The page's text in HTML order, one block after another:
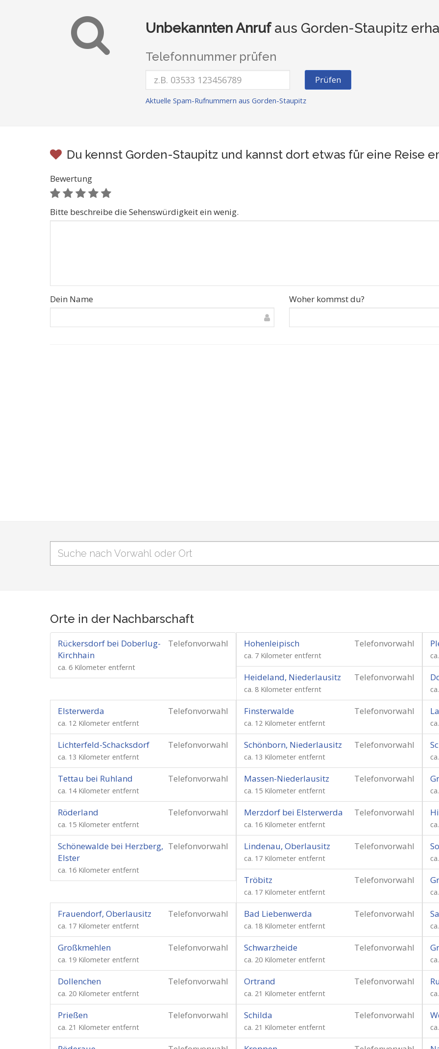
Unbekannten Anrufaus Gorden-Staupitz
Telefonnummer prüfen
Prüfen
Aktuelle Spam-Rufnummern aus Gorden-Staupitz
Du kennst Gorden-Staupitz und kannst dort etwas für eine Reise
Bewertung
Bitte beschreibe die Sehenswürdigkeit ein wenig.
Dein Name Woher kommst du?
Orte in der Nachbarschaft
Telefonvorwahl
Rückersdorf bei Doberlug-
Kirchhain
ca. 6 Kilometer entfernt
Telefonvorwahl
Hohenleipisch
ca. 7 Kilometer entfernt
Telefonvorwahl
Heideland, Niederlausitz
ca. 8 Kilometer entfernt
Telefonvorwahl
Elsterwerda
ca. 12 Kilometer entfernt
Telefonvorwahl
Finsterwalde
ca. 12 Kilometer entfernt
Telefonvorwahl
Lichterfeld-Schacksdorf
ca. 13 Kilometer entfernt
Telefonvorwahl
Schönborn, Niederlausitz
ca. 13 Kilometer entfernt
Telefonvorwahl
Tettau bei Ruhland
ca. 14 Kilometer entfernt
Telefonvorwahl
Massen-Niederlausitz
ca. 15 Kilometer entfernt
Telefonvorwahl
Röderland
ca. 15 Kilometer entfernt
Telefonvorwahl
Merzdorf bei Elsterwerda
ca. 16 Kilometer entfernt
Telefonvorwahl
Schönewalde bei Herzberg,
Elster
ca. 16 Kilometer entfernt
Telefonvorwahl
Lindenau, Oberlausitz
ca. 17 Kilometer entfernt
Telefonvorwahl
Tröbitz
ca. 17 Kilometer entfernt
Telefonvorwahl
Frauendorf, Oberlausitz
ca. 17 Kilometer entfernt
Telefonvorwahl
Bad Liebenwerda
ca. 18 Kilometer entfernt
Telefonvorwahl
Großkmehlen
ca. 19 Kilometer entfernt
Telefonvorwahl
Schwarzheide
ca. 20 Kilometer entfernt
Telefonvorwahl
Dollenchen
ca. 20 Kilometer entfernt
Telefonvorwahl
Ortrand
ca. 21 Kilometer entfernt
Telefonvorwahl
Prießen
ca. 21 Kilometer entfernt
Telefonvorwahl
Schilda
ca. 21 Kilometer entfernt